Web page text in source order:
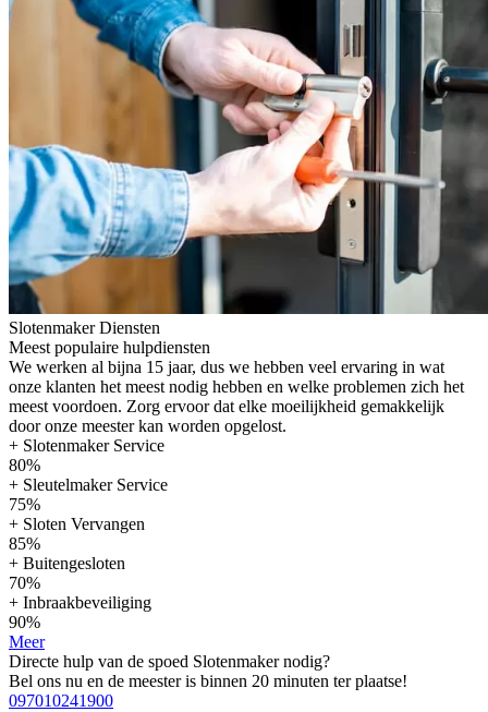
Slotenmaker Diensten
Meest populaire hulpdiensten
We werken al bijna 15 jaar, dus we hebben veel ervaring in wat
onze klanten het meest nodig hebben en welke problemen zich het
meest voordoen. Zorg ervoor dat elke moeilijkheid gemakkelijk
door onze meester kan worden opgelost.
+ Slotenmaker Service
80%
+ Sleutelmaker Service
75%
+ Sloten Vervangen
85%
+ Buitengesloten
70%
+ Inbraakbeveiliging
90%
Meer
Directe hulp van de spoed Slotenmaker nodig?
Bel ons nu en de meester is binnen 20 minuten ter plaatse!
097010241900